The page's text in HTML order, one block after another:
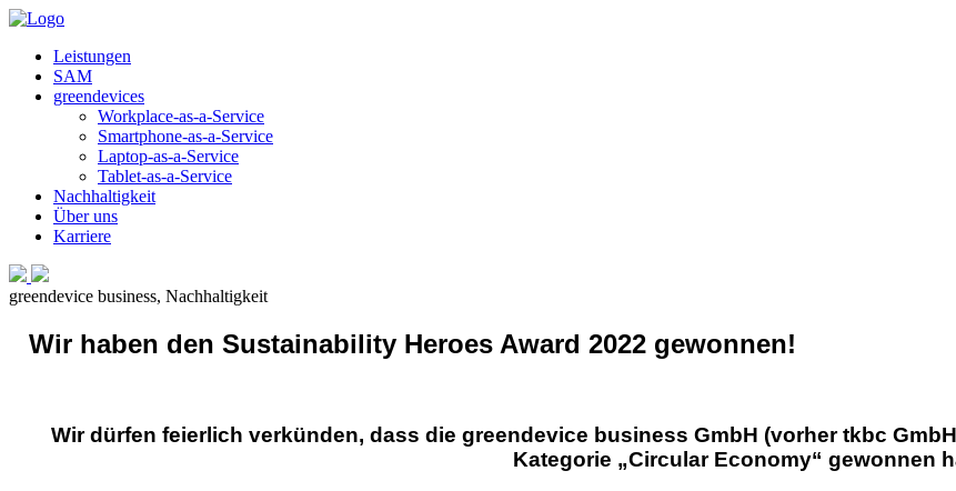
Leistungen
SAM
greendevices
Workplace-as-a-Service
Smartphone-as-a-Service
Laptop-as-a-Service
Tablet-as-a-Service
Nachhaltigkeit
Über uns
Karriere
greendevice business, Nachhaltigkeit
⠀Wir haben den Sustainability Heroes Award 2022 gewonnen!
Wir dürfen feierlich verkünden, dass die greendevice business GmbH (vorher tkbc
Kategorie „Circular Economy“ gewonnen